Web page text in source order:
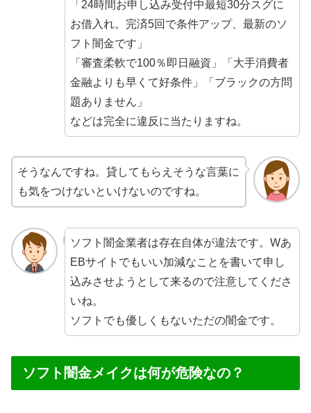
「24時間お申し込み受付中最短30分スグに
お借入れ。完済5回で条件アップ、最新のソ
フト闇金です」
「審査柔軟で100％即日融資」「大手消費者
金融よりも早くて好条件」「ブラックの方問
題ありません」
などは完全に違反に当たりますね。
そうなんですね。貸してもらえそうな言葉に
も気をつけないといけないのですね。
ソフト闇金業者は存在自体が違法です。Wあ
EBサイトでもいい加減なことを書いて申し
込みさせようとして来るので注意してくださ
いね。
ソフトでも優しくもないただの闇金です。
ソフト闇金メイクは何が危険なの？